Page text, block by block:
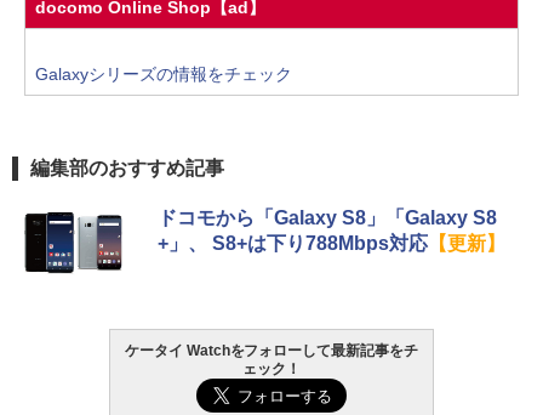
docomo Online Shop【ad】
Galaxyシリーズの情報をチェック
編集部のおすすめ記事
ドコモから「Galaxy S8」「Galaxy S8
+」、 S8+は下り788Mbps対応【更新】
ケータイ Watchをフォローして最新記事をチ
ェック！